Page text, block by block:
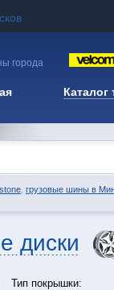
города
Каталог
грузовые шины в
диски
Тип покрышки: